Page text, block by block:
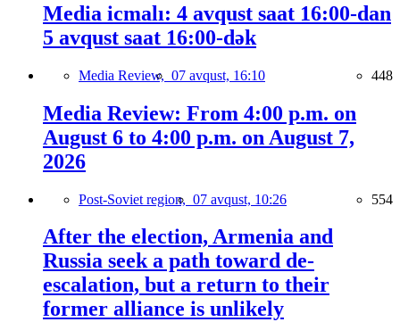
Media icmalı: 4 avqust saat 16:00-dan
5 avqust saat 16:00-dək
Media Review, 07 avqust, 16:10 448
Media Review: From 4:00 p.m. on
August 6 to 4:00 p.m. on August 7,
2026
Post-Soviet region, 07 avqust, 10:26 554
After the election, Armenia and
Russia seek a path toward de-
escalation, but a return to their
former alliance is unlikely